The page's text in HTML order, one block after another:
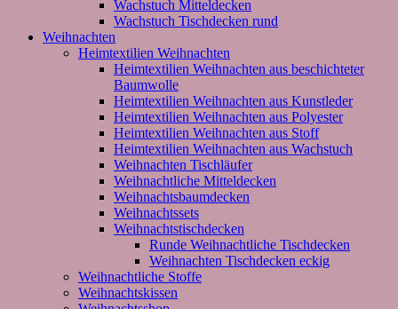
Wachstuch Mitteldecken
Wachstuch Tischdecken rund
Weihnachten
Heimtextilien Weihnachten
Heimtextilien Weihnachten aus beschichteter
Baumwolle
Heimtextilien Weihnachten aus Kunstleder
Heimtextilien Weihnachten aus Polyester
Heimtextilien Weihnachten aus Stoff
Heimtextilien Weihnachten aus Wachstuch
Weihnachten Tischläufer
Weihnachtliche Mitteldecken
Weihnachtsbaumdecken
Weihnachtssets
Weihnachtstischdecken
Runde Weihnachtliche Tischdecken
Weihnachten Tischdecken eckig
Weihnachtliche Stoffe
Weihnachtskissen